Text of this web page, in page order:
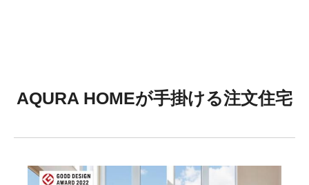
AQURA HOMEが手掛ける注文住宅